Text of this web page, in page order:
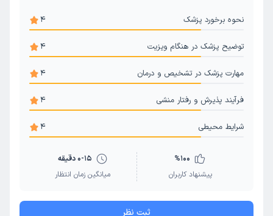
نحوه برخورد پزشک 4
توضیح پزشک در هنگام ویزیت 4
مهارت پزشک در تشخیص و درمان 4
فرآیند پذیرش و رفتار منشی 4
شرایط محیطی 4
%100
پیشنهاد کاربران
0-15 دقیقه
میانگین زمان انتظار
ثبت نظر